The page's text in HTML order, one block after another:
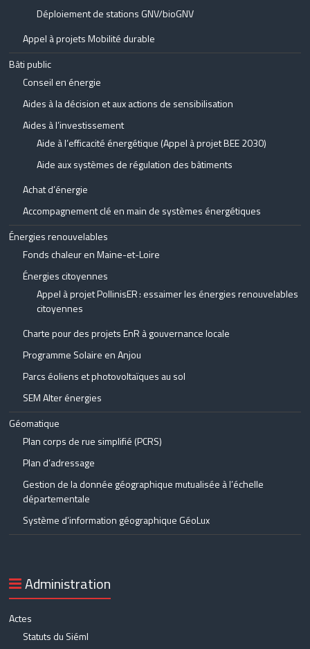
Déploiement de stations GNV/bioGNV
Appel à projets Mobilité durable
Bâti public
Conseil en énergie
Aides à la décision et aux actions de sensibilisation
Aides à l’investissement
Aide à l’efficacité énergétique (Appel à projet BEE 2030)
Aide aux systèmes de régulation des bâtiments
Achat d’énergie
Accompagnement clé en main de systèmes énergétiques
Énergies renouvelables
Fonds chaleur en Maine-et-Loire
Énergies citoyennes
Appel à projet PollinisER : essaimer les énergies renouvelables
citoyennes
Charte pour des projets EnR à gouvernance locale
Programme Solaire en Anjou
Parcs éoliens et photovoltaïques au sol
SEM Alter énergies
Géomatique
Plan corps de rue simplifié (PCRS)
Plan d’adressage
Gestion de la donnée géographique mutualisée à l’échelle
départementale
Système d’information géographique GéoLux
Administration
Actes
Statuts du Siéml